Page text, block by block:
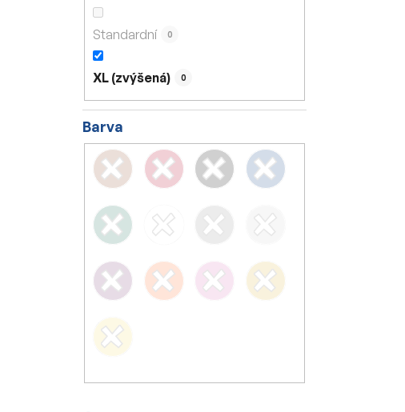
Standardní 0
XL (zvýšená) 0
Barva